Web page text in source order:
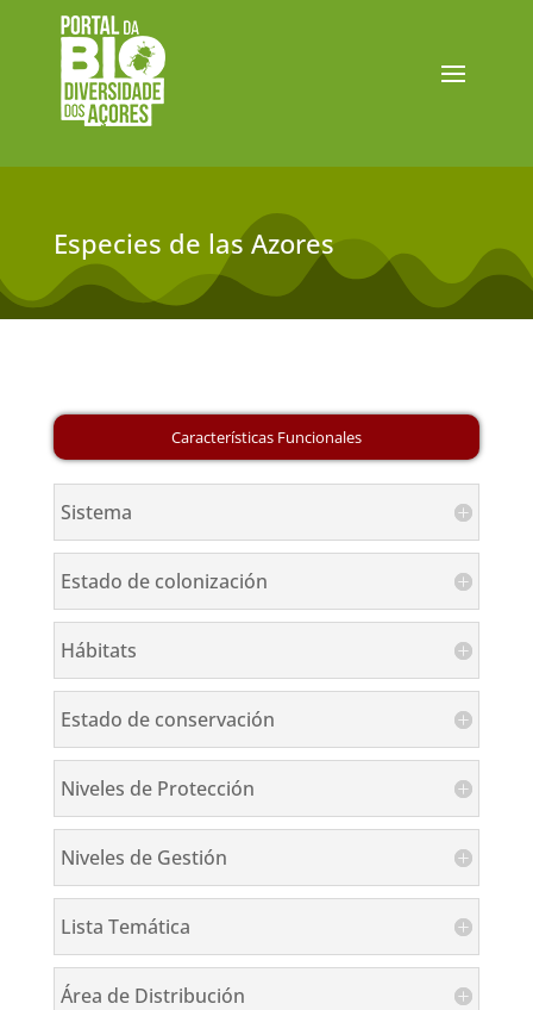
Especies de las Azores
Sistema
Estado de colonización
Hábitats
Estado de conservación
Niveles de Protección
Niveles de Gestión
Lista Temática
Área de Distribución